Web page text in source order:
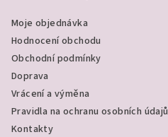
Moje objednávka
Hodnocení obchodu
Obchodní podmínky
Doprava
Vrácení a výměna
Pravidla na ochranu osobních údajů
Kontakty